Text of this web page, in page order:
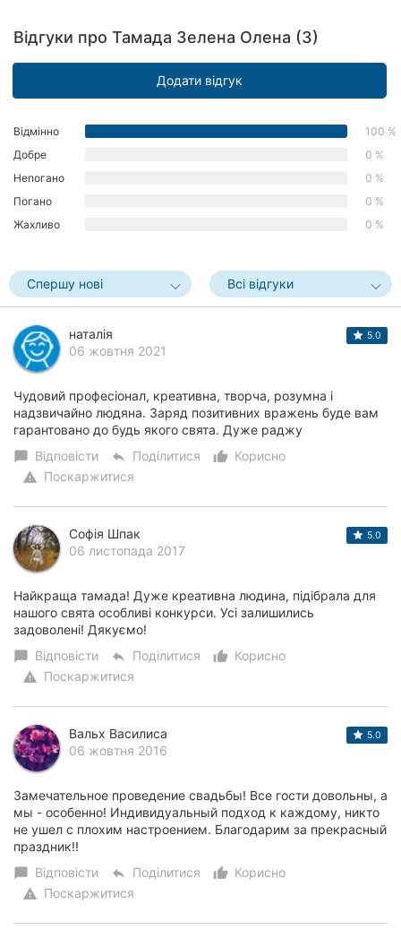
Київ
Львів
Кривий
Миколаїв
Полтава
Чернігів
Черкаси
Чернівці
Суми
Івано-
Франківськ
Луцьк
Ужгород
Карпати
Відгуки про Тамада Зелена Олена (3)
Додати відгук
Відмінно
100 %
Добре
0 %
Непогано
0 %
Погано
0 %
Жахливо
0 %
Спершу нові Всі відгуки
наталія
06 жовтня 2021
5.0
Чудовий професіонал, креативна, творча, розумна і
надзвичайно людяна. Заряд позитивних вражень буде вам
гарантовано до будь якого свята. Дуже раджу
chat_bubble Відповісти reply Поділитися thumb_up_alt
Корисно
warning Поскаржитися
Софія Шпак
06 листопада 2017
5.0
Найкраща тамада! Дуже креативна людина, підібрала для
нашого свята особливі конкурси. Усі залишились
задоволені! Дякуємо!
chat_bubble Відповісти reply Поділитися thumb_up_alt
Корисно
warning Поскаржитися
Вальх Василиса
06 жовтня 2016
5.0
Замечательное проведение свадьбы! Все гости довольны, а
мы - особенно! Индивидуальный подход к каждому, никто
не ушел с плохим настроением. Благодарим за прекрасный
праздник!!
chat_bubble Відповісти reply Поділитися thumb_up_alt
Корисно
warning Поскаржитися